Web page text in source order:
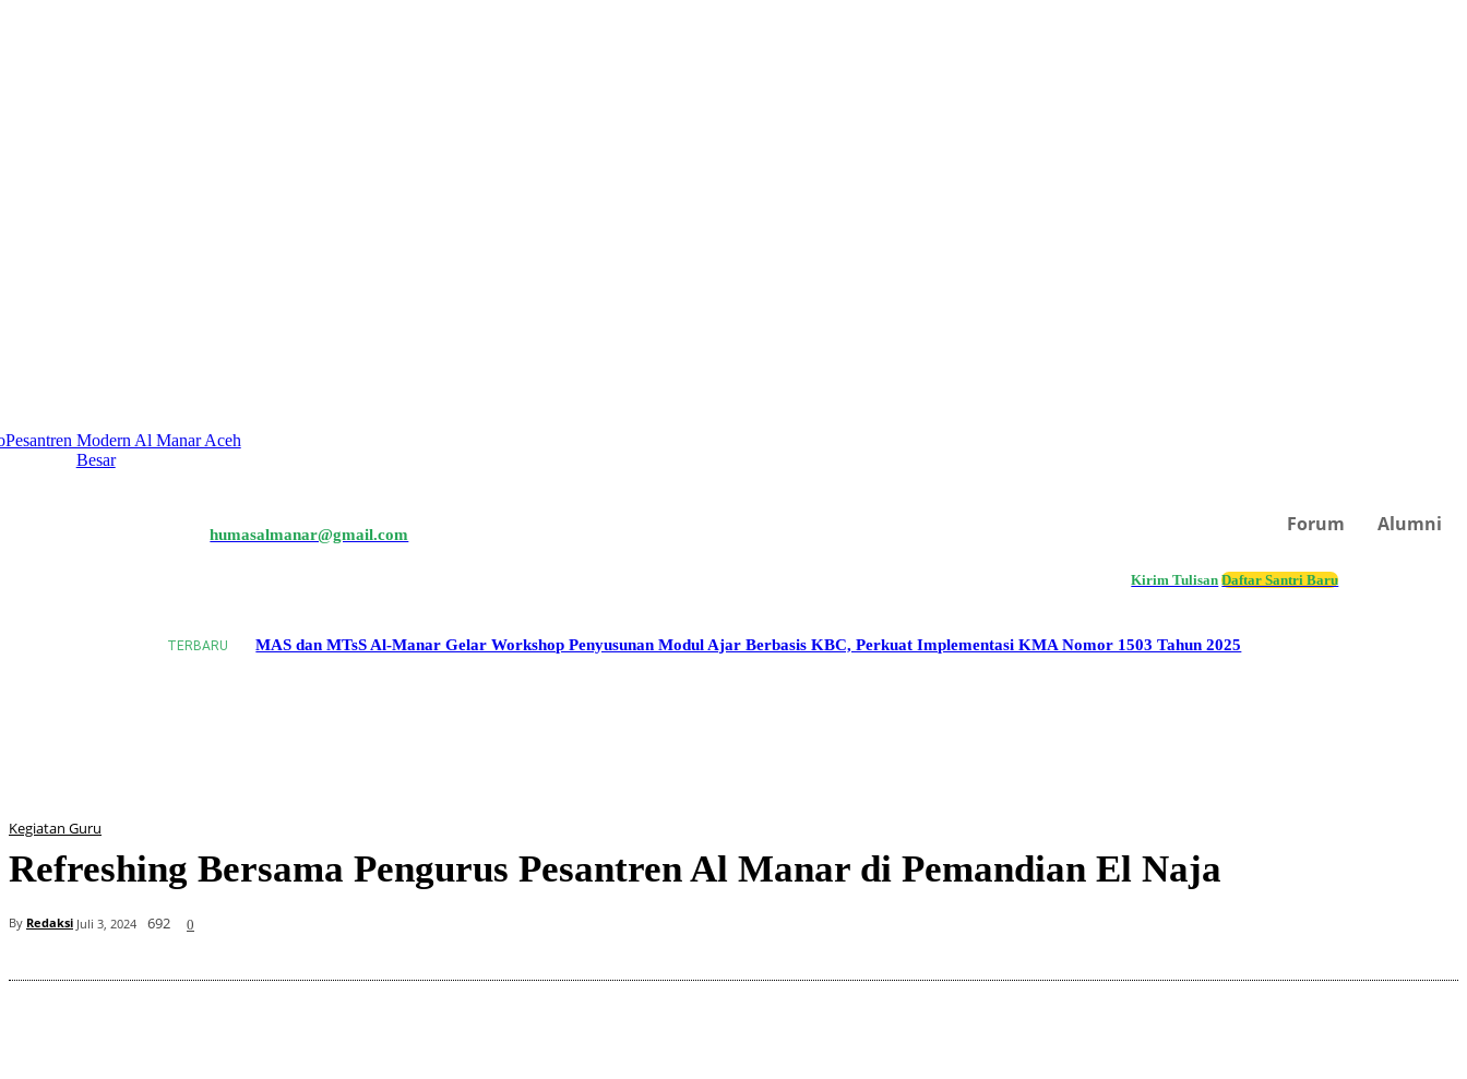
humasalmanar@gmail.com Forum Alumni
Daftar Santri Baru
Kirim Tulisan
TERBARU MAS dan MTsS Al-Manar Gelar Workshop Penyusunan Modul Ajar Berbasis KBC, Perkuat Implementasi KMA Nomor 1503 Tahun 2025
Kegiatan Guru
Refreshing Bersama Pengurus Pesantren Al Manar di Pemandian El Naja
By Redaksi Juli 3, 2024 692 0